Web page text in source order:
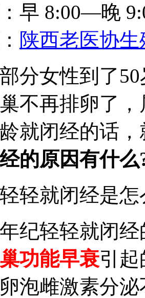
早 8:00—晚
陕西老医协
女性到了50
不再排卵了
就闭经的话
的原因有什
就闭经是怎
轻轻就闭经
功能早衰引
泡雌激素分